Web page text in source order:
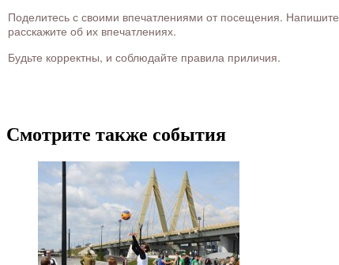
Поделитесь с своими впечатлениями от посещения.
расскажите об их впечатлениях.
Будьте корректны, и соблюдайте правила приличия.
Смотрите также события